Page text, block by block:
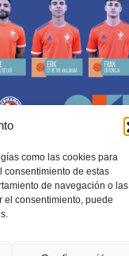
como las cookies para
consentimiento de estas
de navegación o las
el consentimiento, puede
27 al 30 de noviembre.
europea que mide a diferentes